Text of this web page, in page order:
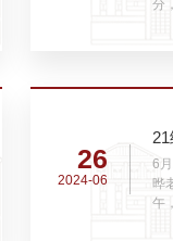
分
26
2024-06
6
晔
午